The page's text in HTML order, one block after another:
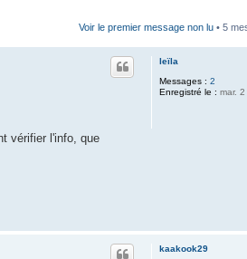
Voir le premier message non lu • 5
leïla
Messages : 2
Enregistré le : mar.
vérifier l'info, que
kaakook29